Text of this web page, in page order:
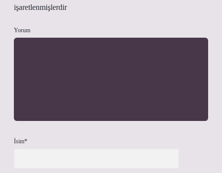
işaretlenmişlerdir
Yorum
İsim*